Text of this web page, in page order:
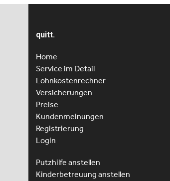
quitt.
Home
Service im Detail
Lohnkostenrechner
Versicherungen
Preise
Kundenmeinungen
Registrierung
Login
Putzhilfe anstellen
Kinderbetreuung anstellen